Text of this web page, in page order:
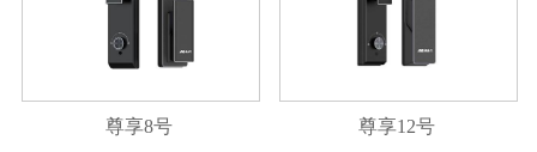
尊享8号 尊享12号